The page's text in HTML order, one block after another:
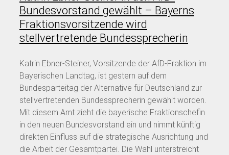
Bundesvorstand gewählt – Bayerns
Fraktionsvorsitzende wird
stellvertretende Bundessprecherin
Katrin Ebner-Steiner, Vorsitzende der AfD-Fraktion im
Bayerischen Landtag, ist gestern auf dem
Bundesparteitag der Alternative für Deutschland zur
stellvertretenden Bundessprecherin gewählt worden.
Mit diesem Amt zieht die bayerische Fraktionschefin
in den neuen Bundesvorstand ein und nimmt künftig
direkten Einfluss auf die strategische Ausrichtung und
die Arbeit der Gesamtpartei. Die Wahl unterstreicht